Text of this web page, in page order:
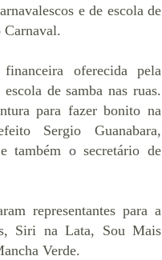
e de escola de
oferecida pela
de samba nas ruas.
para fazer bonito na
Sergio Guanabara,
também o secretário de
representantes para a
Siri na Lata, Sou Mais
Verde.